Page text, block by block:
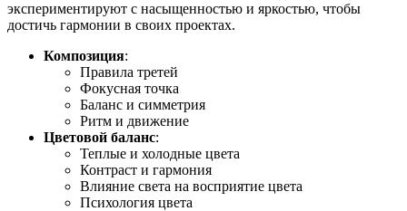
экспериментируют с насыщенностью и яркостью, чтобы
достичь гармонии в своих проектах.
Композиция:
Правила третей
Фокусная точка
Баланс и симметрия
Ритм и движение
Цветовой баланс:
Теплые и холодные цвета
Контраст и гармония
Влияние света на восприятие цвета
Психология цвета